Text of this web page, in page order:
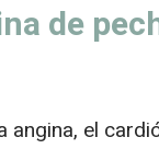
de
el